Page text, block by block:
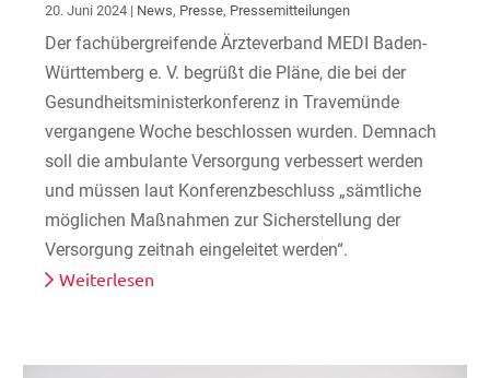
20. Juni 2024 | News, Presse, Pressemitteilungen
Der fachübergreifende Ärzteverband MEDI Baden-
Württemberg e. V. begrüßt die Pläne, die bei der
Gesundheitsministerkonferenz in Travemünde
vergangene Woche beschlossen wurden. Demnach
soll die ambulante Versorgung verbessert werden
und müssen laut Konferenzbeschluss „sämtliche
möglichen Maßnahmen zur Sicherstellung der
Versorgung zeitnah eingeleitet werden“.
Weiterlesen